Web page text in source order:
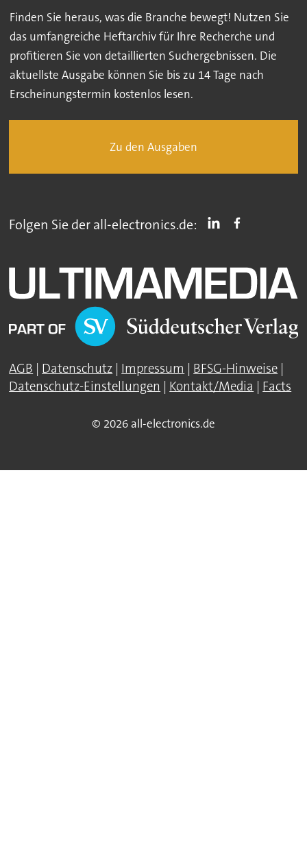
Finden Sie heraus, was die Branche bewegt! Nutzen Sie
das umfangreiche Heftarchiv für Ihre Recherche und
profitieren Sie von detaillierten Suchergebnissen. Die
aktuellste Ausgabe können Sie bis zu 14 Tage nach
Erscheinungstermin kostenlos lesen.
Zu den Ausgaben
Folgen Sie der all-electronics.de:
AGB | Datenschutz | Impressum | BFSG-Hinweise |
Datenschutz-Einstellungen | Kontakt/Media | Facts
© 2026 all-electronics.de